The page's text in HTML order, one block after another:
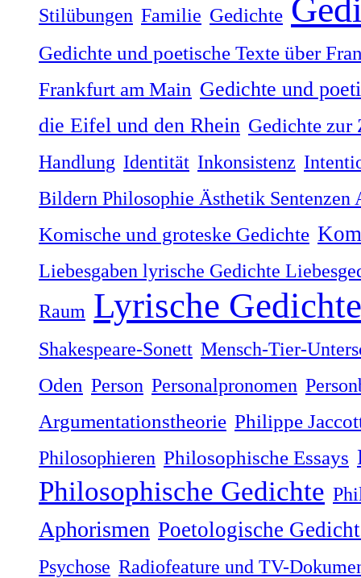
Stilübungen Familie Gedichte
Gedichte und poetische Texte über
Frankfurt am Main Gedichte und
die Eifel und den Rhein Gedichte zur
Handlung Identität Inkonsistenz
Bildern Philosophie Ästhetik Sentenzen
Komische und groteske Gedichte
Liebesgaben lyrische Gedichte
Raum Lyrische Gedichte
Shakespeare-Sonett Mensch-Tier-
Oden Person Personalpronomen
Argumentationstheorie Philippe
Philosophieren Philosophische Essays
Philosophische Gedichte
Aphorismen Poetologische
Psychose Radiofeature und TV-